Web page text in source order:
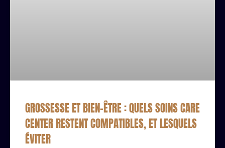
GROSSESSE ET BIEN-ÊTRE : QUELS SOINS CARE
CENTER RESTENT COMPATIBLES, ET LESQUELS
ÉVITER